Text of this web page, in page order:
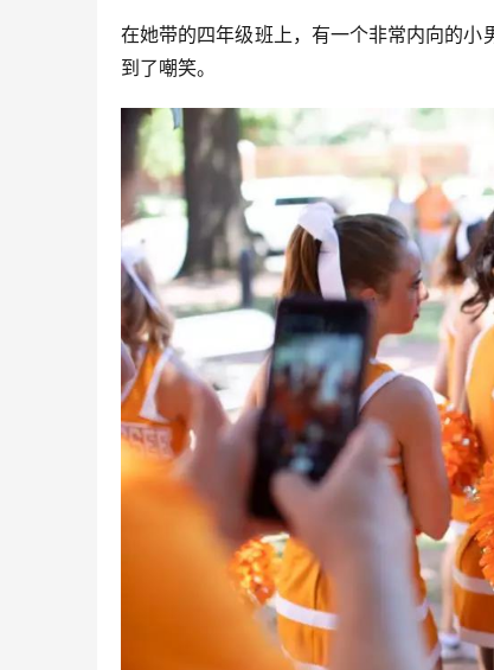
在她带的四年级班上，有一个非常内向的
到了嘲笑。